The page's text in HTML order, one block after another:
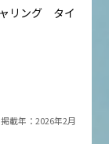
リング タイ
掲載年：2026年2月